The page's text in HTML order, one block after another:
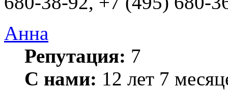
Анна
Репутация: 7
С нами: 12 лет 7